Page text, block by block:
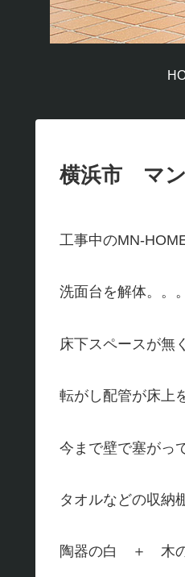
横浜市 マン
工事中のMN-
洗面台を解体。。。
床下スペースが無
転がし配管が床上
今まで壁で塞がっ
タオルなどの収
陶器の白 ＋ 木